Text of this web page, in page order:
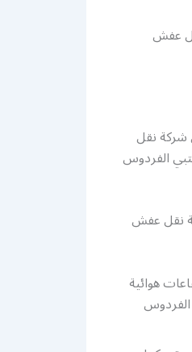
عفش
نقل
الفردوس
نقل عفش
هوائية